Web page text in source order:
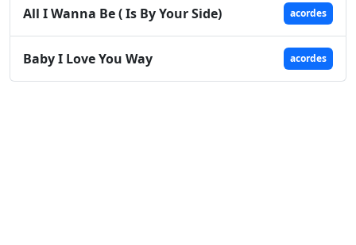
All I Wanna Be ( Is By Your Side) acordes
Baby I Love You Way acordes